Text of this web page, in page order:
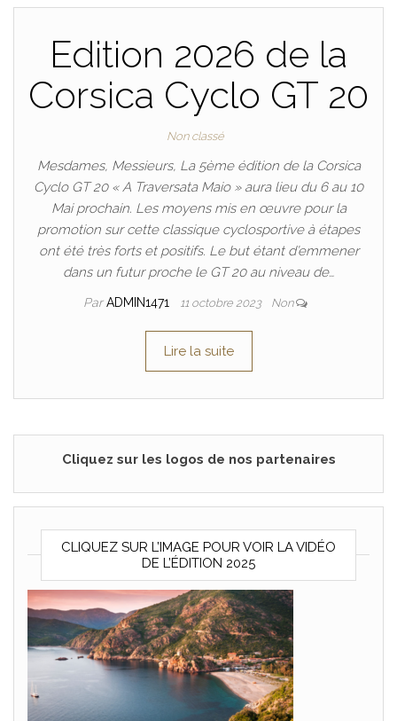
Edition 2026 de la
Corsica Cyclo GT 20
Non classé
Mesdames, Messieurs, La 5ème édition de la Corsica
Cyclo GT 20 « A Traversata Maio » aura lieu du 6 au 10
Mai prochain. Les moyens mis en œuvre pour la
promotion sur cette classique cyclosportive à étapes
ont été très forts et positifs. Le but étant d’emmener
dans un futur proche le GT 20 au niveau de…
ParADMIN1471 11 octobre 2023 Non
Lire la suite
Cliquez sur les logos de nos partenaires
CLIQUEZ SUR L’IMAGE POUR VOIR LA VIDÉO
DE L’ÉDITION 2025